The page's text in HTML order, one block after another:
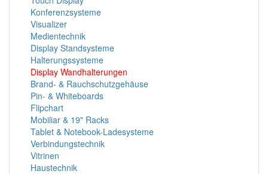
Konferenzsysteme
Visualizer
Medientechnik
Display Standsysteme
Halterungssysteme
Display Wandhalterungen
Brand- & Rauchschutzgehäuse
Pin- & Whiteboards
Flipchart
Mobiliar & 19" Racks
Tablet & Notebook-Ladesysteme
Verbindungstechnik
Vitrinen
Haustechnik